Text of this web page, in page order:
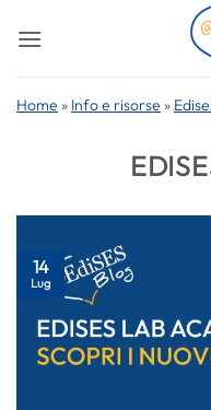
Home » Info e risorse »
14
Lug